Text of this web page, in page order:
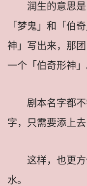
润生的意思
「梦鬼」和「伯
神」写出来，那
一个「伯奇形神」
剧本名字都
字，只需要添上
这样，也更
水。